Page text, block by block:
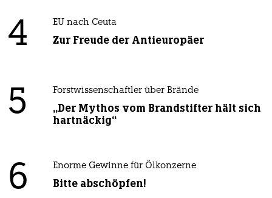
4 EU nach Ceuta
Zur Freude der Antieuropäer
5 Forstwissenschaftler über Brände
„Der Mythos vom Brandstifter hält sich
hartnäckig“
6 Enorme Gewinne für Ölkonzerne
Bitte abschöpfen!